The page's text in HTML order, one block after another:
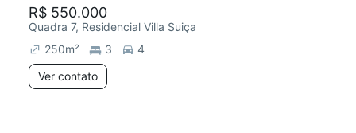
R$ 550.000
Quadra 7, Residencial Villa Suiça
250m² 3
4
Ver contato